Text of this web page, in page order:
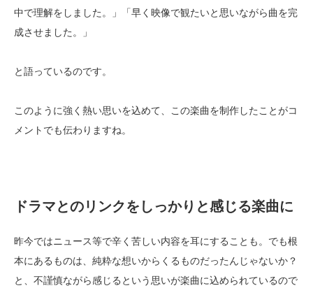
中で理解をしました。」「早く映像で観たいと思いながら曲を完
成させました。」
と語っているのです。
このように強く熱い思いを込めて、この楽曲を制作したことがコ
メントでも伝わりますね。
ドラマとのリンクをしっかりと感じる楽曲に
昨今ではニュース等で辛く苦しい内容を耳にすることも。でも根
本にあるものは、純粋な想いからくるものだったんじゃないか？
と、不謹慎ながら感じるという思いが楽曲に込められているので